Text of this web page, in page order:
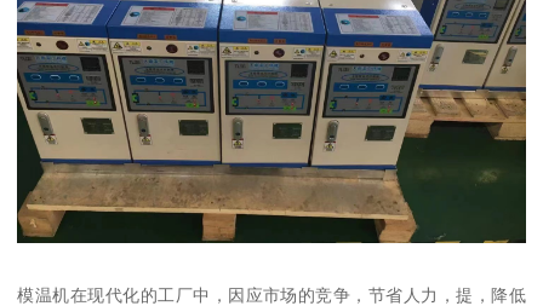
模温机在现代化的工厂中，因应市场的竞争，节省人力，提，降低